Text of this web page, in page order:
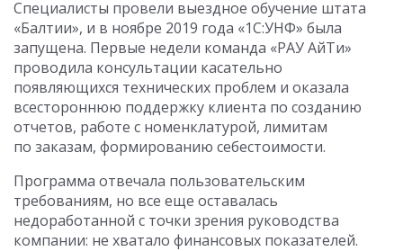
Специалисты провели выездное обучение штата
«Балтии», и в ноябре 2019 года «1С:УНФ» была
запущена. Первые недели команда «РАУ АйТи»
проводила консультации касательно
появляющихся технических проблем и оказала
всестороннюю поддержку клиента по созданию
отчетов, работе с номенклатурой, лимитам
по заказам, формированию себестоимости.
Программа отвечала пользовательским
требованиям, но все еще оставалась
недоработанной с точки зрения руководства
компании: не хватало финансовых показателей.